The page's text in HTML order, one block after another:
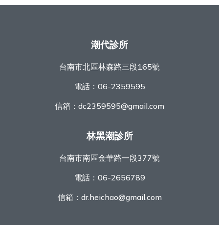
潮代診所
台南市北區林森路三段165號
電話： 06-2359595
信箱： dc2359595@gmail.com
林黑潮診所
台南市南區金華路一段377號
電話： 06-2656789
信箱： dr.heichao@gmail.com